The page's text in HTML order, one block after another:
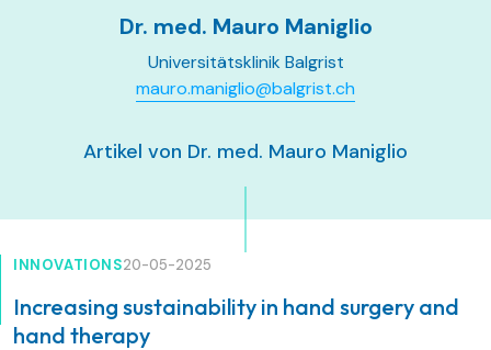
Dr. med. Mauro Maniglio
Universitätsklinik Balgrist
mauro.maniglio@balgrist.ch
Artikel von Dr. med. Mauro Maniglio
INNOVATIONS20-05-2025
Increasing sustainability in hand surgery and
hand therapy